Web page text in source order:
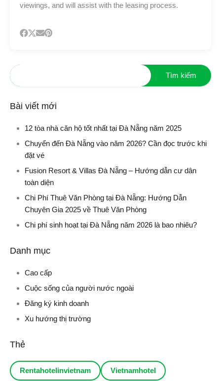
viewings, and will assist with the leasing process.
Bài viết mới
12 tòa nhà căn hộ tốt nhất tại Đà Nẵng năm 2025
Chuyển đến Đà Nẵng vào năm 2026? Cần đọc trước khi
đặt vé
Fusion Resort & Villas Đà Nẵng – Hướng dẫn cư dân
toàn diện
Chi Phí Thuê Văn Phòng tại Đà Nẵng: Hướng Dẫn
Chuyên Gia 2025 về Thuê Văn Phòng
Chi phí sinh hoạt tại Đà Nẵng năm 2026 là bao nhiêu?
Danh mục
Cao cấp
Cuộc sống của người nước ngoài
Đăng ký kinh doanh
Xu hướng thị trường
Thẻ
Rentahotelinvietnam Vietnamhotel